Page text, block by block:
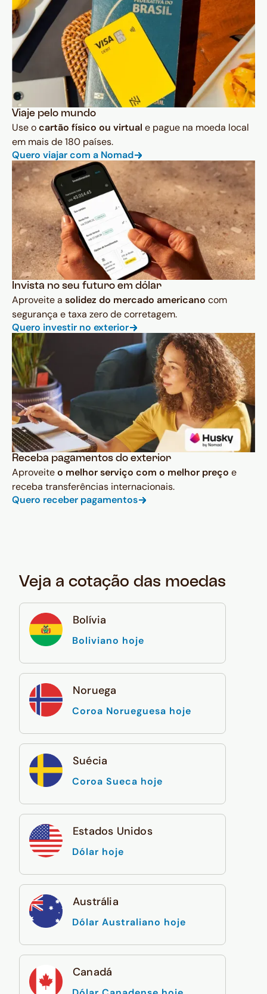
Viaje pelo mundo
Use ocartão físico ou virtual e pague na moeda local
em mais de 180 países.
Quero viajar com a Nomad
Invista no seu futuro em dólar
Aproveite a solidez do mercado americano com
segurança e taxa zero de corretagem.
Quero investir no exterior
Receba pagamentos do exterior
Aproveiteo melhor serviço com o melhor preço e
receba transferências internacionais.
Quero receber pagamentos
Veja a cotação das moedas
Bolívia
Boliviano hoje
Noruega
Coroa Norueguesa hoje
Suécia
Coroa Sueca hoje
Estados Unidos
Dólar hoje
Austrália
Dólar Australiano hoje
Canadá